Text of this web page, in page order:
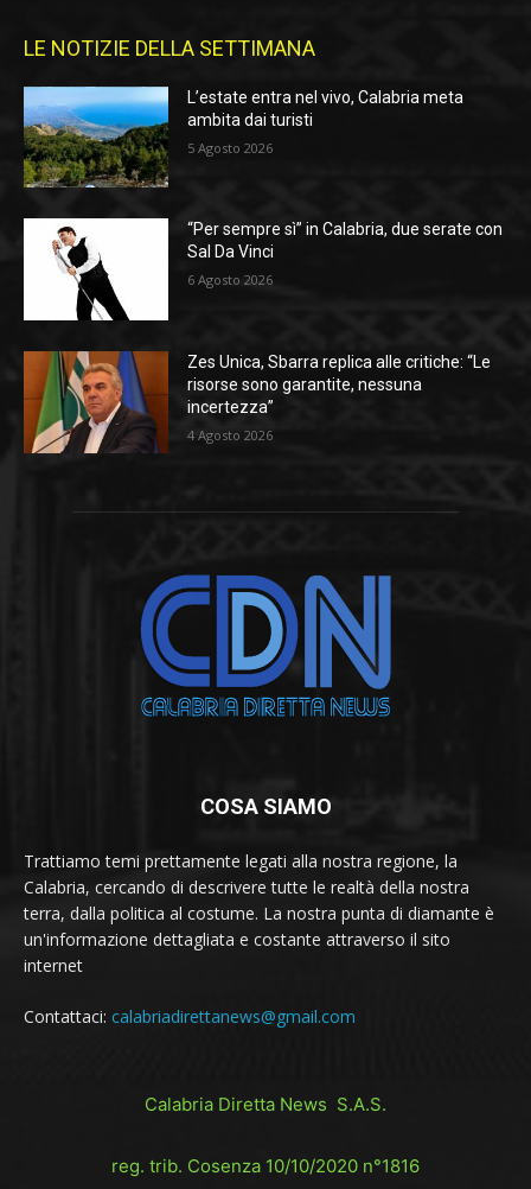
LE NOTIZIE DELLA SETTIMANA
L’estate entra nel vivo, Calabria meta
ambita dai turisti
5 Agosto 2026
“Per sempre sì” in Calabria, due serate con
Sal Da Vinci
6 Agosto 2026
Zes Unica, Sbarra replica alle critiche: “Le
risorse sono garantite, nessuna
incertezza”
4 Agosto 2026
COSA SIAMO
Trattiamo temi prettamente legati alla nostra regione, la
Calabria, cercando di descrivere tutte le realtà della nostra
terra, dalla politica al costume. La nostra punta di diamante è
un'informazione dettagliata e costante attraverso il sito
internet
Contattaci: calabriadirettanews@gmail.com
Calabria Diretta News S.A.S.
reg. trib. Cosenza 10/10/2020 n°1816